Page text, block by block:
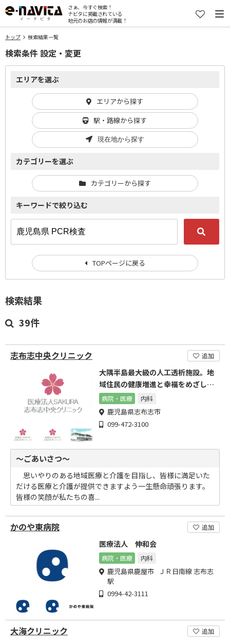
さぁ、今すぐ検索！
ナビタに掲載されている
地元のお店の情報が満載！
トップ 検索結果一覧
検索結果
39件
志布志中央クリニック 追加
大隅半島最大級の人工透析施設。地
域住民の健康増進と幸福をめざしま
す。
病院・医療 内科
鹿児島県志布志市
099-472-3100
～ごあいさつ～
思いやりのある地域医療と介護を目指し、皆様に満足いた
だける医療と介護が提供できますよう一生懸命頑張ります。
皆様の笑顔が私たちの喜...
かのや東病院 追加
医療法人 伸和会
病院・医療 内科
鹿児島県鹿屋市 ＪＲ日南線 志布志
駅
0994-42-3111
大海クリニック 追加
検索条件 設定・変更
エリアを選ぶ
エリアから探す
駅・路線から探す
現在地から探す
カテゴリーを選ぶ
カテゴリーから探す
キーワードで絞り込む
TOPページに戻る